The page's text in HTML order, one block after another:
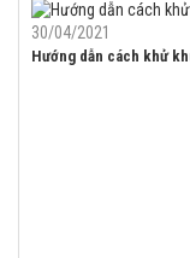
30/04/2021
Hướng dẫn cách khử